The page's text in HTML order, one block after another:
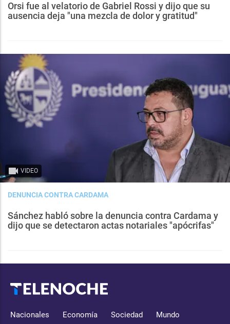
Orsi fue al velatorio de Gabriel Rossi y dijo que su
ausencia deja "una mezcla de dolor y gratitud"
VIDEO
DENUNCIA CONTRA CARDAMA
Sánchez habló sobre la denuncia contra Cardama y
dijo que se detectaron actas notariales "apócrifas"
Nacionales Economía Sociedad Mundo